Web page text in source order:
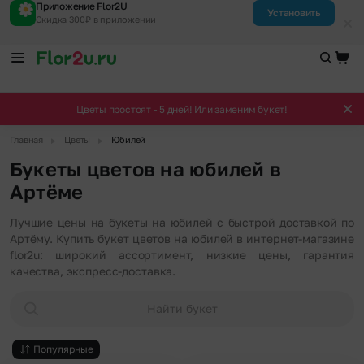
Приложение Flor2U
Скидка 300₽ в приложении
Установить
Цветы простоят - 5 дней! Или заменим букет!
Главная Цветы Юбилей
Букеты цветов на юбилей в
Артёме
Лучшие цены на букеты на юбилей с быстрой доставкой по
Артёму. Купить букет цветов на юбилей в интернет-магазине
flor2u: широкий ассортимент, низкие цены, гарантия
качества, экспресс-доставка.
Найти букет
Популярные